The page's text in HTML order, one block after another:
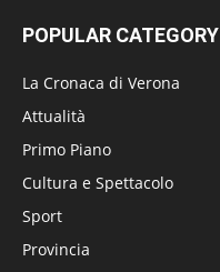
POPULAR CATEGORY
La Cronaca di Verona
Attualità
Primo Piano
Cultura e Spettacolo
Sport
Provincia